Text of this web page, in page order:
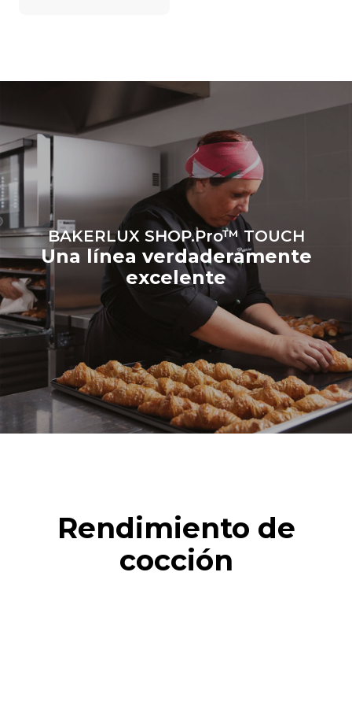
fuentes
renovables.
BAKERLUX SHOP.Pro™ TOUCH
Una línea verdaderamente
excelente
Rendimiento de
cocción